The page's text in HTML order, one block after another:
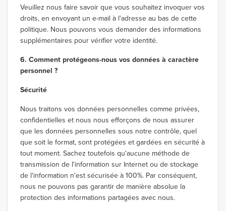
Veuillez nous faire savoir que vous souhaitez invoquer vos
droits, en envoyant un e-mail à l'adresse au bas de cette
politique. Nous pouvons vous demander des informations
supplémentaires pour vérifier votre identité.
6. Comment protégeons-nous vos données à caractère
personnel ?
Sécurité
Nous traitons vos données personnelles comme privées,
confidentielles et nous nous efforçons de nous assurer
que les données personnelles sous notre contrôle, quel
que soit le format, sont protégées et gardées en sécurité à
tout moment. Sachez toutefois qu'aucune méthode de
transmission de l'information sur Internet ou de stockage
de l'information n'est sécurisée à 100%. Par conséquent,
nous ne pouvons pas garantir de manière absolue la
protection des informations partagées avec nous.